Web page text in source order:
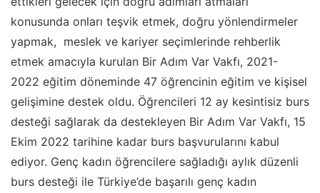
konusunda onları teşvik etmek, doğru yönlendirmeler
yapmak, meslek ve kariyer seçimlerinde rehberlik
etmek amacıyla kurulan Bir Adım Var Vakfı, 2021-
2022 eğitim döneminde 47 öğrencinin eğitim ve kişisel
gelişimine destek oldu. Öğrencileri 12 ay kesintisiz burs
desteği sağlarak da destekleyen Bir Adım Var Vakfı, 15
Ekim 2022 tarihine kadar burs başvurularını kabul
ediyor. Genç kadın öğrencilere sağladığı aylık düzenli
burs desteği ile Türkiye’de başarılı genç kadın